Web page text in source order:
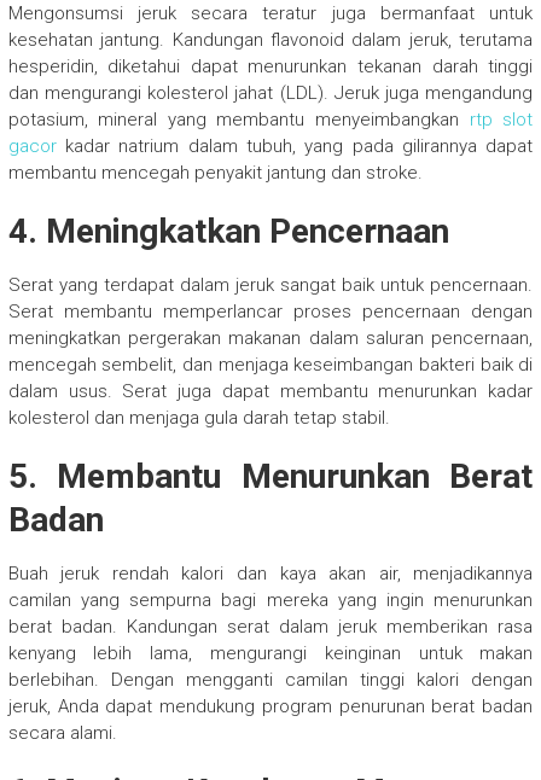
Mengonsumsi jeruk secara teratur juga bermanfaat untuk
kesehatan jantung. Kandungan flavonoid dalam jeruk, terutama
hesperidin, diketahui dapat menurunkan tekanan darah tinggi
dan mengurangi kolesterol jahat (LDL). Jeruk juga mengandung
potasium, mineral yang membantu menyeimbangkan rtp slot
gacorkadar natrium dalam tubuh, yang pada gilirannya dapat
membantu mencegah penyakit jantung dan stroke.
4. Meningkatkan Pencernaan
Serat yang terdapat dalam jeruk sangat baik untuk pencernaan.
Serat membantu memperlancar proses pencernaan dengan
meningkatkan pergerakan makanan dalam saluran pencernaan,
mencegah sembelit, dan menjaga keseimbangan bakteri baik di
dalam usus. Serat juga dapat membantu menurunkan kadar
kolesterol dan menjaga gula darah tetap stabil.
5. Membantu Menurunkan Berat
Badan
Buah jeruk rendah kalori dan kaya akan air, menjadikannya
camilan yang sempurna bagi mereka yang ingin menurunkan
berat badan. Kandungan serat dalam jeruk memberikan rasa
kenyang lebih lama, mengurangi keinginan untuk makan
berlebihan. Dengan mengganti camilan tinggi kalori dengan
jeruk, Anda dapat mendukung program penurunan berat badan
secara alami.